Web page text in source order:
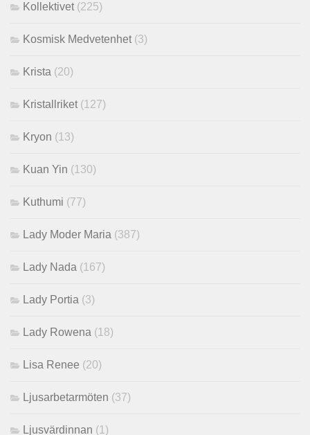
Kollektivet (225)
Kosmisk Medvetenhet (3)
Krista (20)
Kristallriket (127)
Kryon (13)
Kuan Yin (130)
Kuthumi (77)
Lady Moder Maria (387)
Lady Nada (167)
Lady Portia (3)
Lady Rowena (18)
Lisa Renee (20)
Ljusarbetarmöten (37)
Ljusvärdinnan (1)